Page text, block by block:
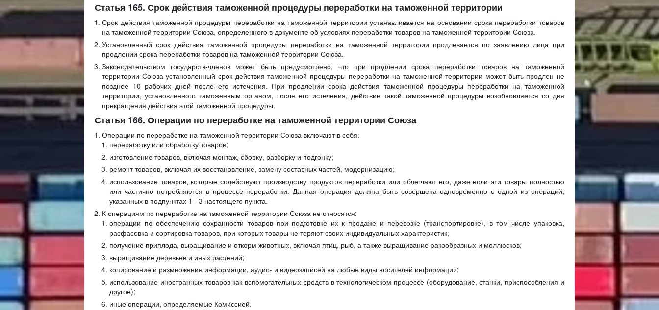
Статья 165. Срок действия таможенной процедуры переработки на таможенной территории
Срок действия таможенной процедуры переработки на таможенной территории устанавливается на основании срока переработки товаров
на таможенной территории Союза, определенного в документе об условиях переработки товаров на таможенной территории Союза.
Установленный срок действия таможенной процедуры переработки на таможенной территории продлевается по заявлению лица при
продлении срока переработки товаров на таможенной территории Союза.
Законодательством государств-членов может быть предусмотрено, что при продлении срока переработки товаров на таможенной
территории Союза установленный срок действия таможенной процедуры переработки на таможенной территории может быть продлен не
позднее 10 рабочих дней после его истечения. При продлении срока действия таможенной процедуры переработки на таможенной
территории, установленного таможенным органом, после его истечения, действие такой таможенной процедуры возобновляется со дня
прекращения действия этой таможенной процедуры.
Статья 166. Операции по переработке на таможенной территории Союза
Операции по переработке на таможенной территории Союза включают в себя:
переработку или обработку товаров;
изготовление товаров, включая монтаж, сборку, разборку и подгонку;
ремонт товаров, включая их восстановление, замену составных частей, модернизацию;
использование товаров, которые содействуют производству продуктов переработки или облегчают его, даже если эти товары полностью
или частично потребляются в процессе переработки. Данная операция должна быть совершена одновременно с одной из операций,
указанных в подпунктах 1 - 3 настоящего пункта.
К операциям по переработке на таможенной территории Союза не относятся:
операции по обеспечению сохранности товаров при подготовке их к продаже и перевозке (транспортировке), в том числе упаковка,
расфасовка и сортировка товаров, при которых товары не теряют своих индивидуальных характеристик;
получение приплода, выращивание и откорм животных, включая птиц, рыб, а также выращивание ракообразных и моллюсков;
выращивание деревьев и иных растений;
копирование и размножение информации, аудио- и видеозаписей на любые виды носителей информации;
использование иностранных товаров как вспомогательных средств в технологическом процессе (оборудование, станки, приспособления и
другое);
иные операции, определяемые Комиссией.